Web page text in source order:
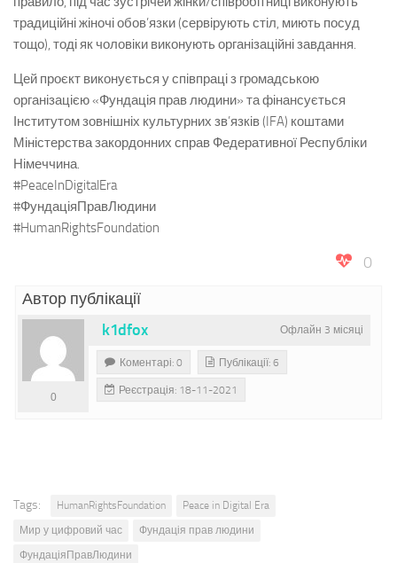
традиційні жіночі обов’язки (сервірують стіл, миють посуд
тощо), тоді як чоловіки виконують організаційні завдання.
Цей проєкт виконується у співпраці з громадською
організацією «Фундація прав людини» та фінансується
Інститутом зовнішніх культурних зв’язків (IFA) коштами
Міністерства закордонних справ Федеративної Республіки
Німеччина.
#PeaceInDigitalEra
#ФундаціяПравЛюдини
#HumanRightsFoundation
0
Автор публікації
Офлайн 3 місяці
k1dfox
0
Коментарі: 0 Публікації: 6
Реєстрація: 18-11-2021
Tags: HumanRightsFoundation
Peace in Digital Era
Мир у цифровий час
Фундація прав людини
ФундаціяПравЛюдини